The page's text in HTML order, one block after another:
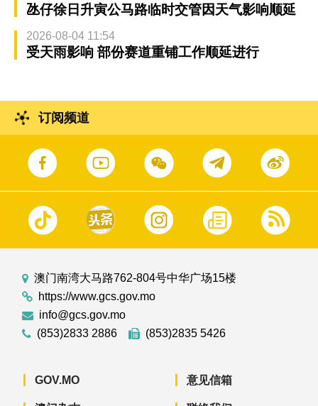
氹仔徐日升寅公马路临时交管因天气影响顺延
2026-08-04 11:54
受天雨影响 部份赛道重铺工作顺延进行
订阅频道
澳门南湾大马路762-804号中华广场15楼
https://www.gcs.gov.mo
info@gcs.gov.mo
(853)2833 2886
(853)2835 5426
GOV.MO 意见信箱